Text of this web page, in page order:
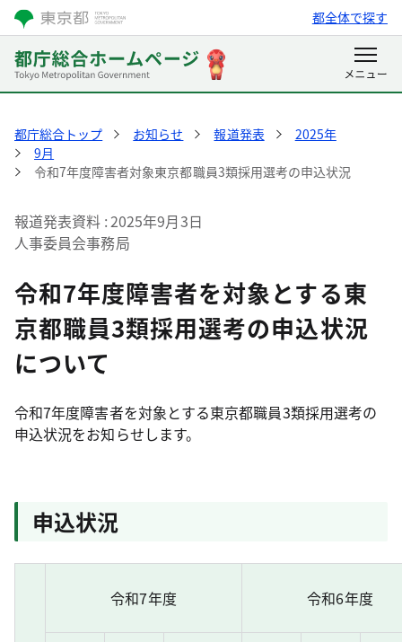
都全体で探す
都庁総合トップ お知らせ 報道発表
2025年
9月
令和7年度障害者対象東京都職員3類採用選考の申込状況
報道発表資料 2025年9月3日
人事委員会事務局
令和7年度障害者を対象とする東
京都職員3類採用選考の申込状況
について
令和7年度障害者を対象とする東京都職員3類採用選考の
申込状況をお知らせします。
申込状況
令和7年度 令和6年度